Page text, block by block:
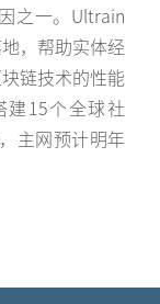
之一。Ultrain
，帮助实体经
链技术的性能
建15个全球社
主网预计明年